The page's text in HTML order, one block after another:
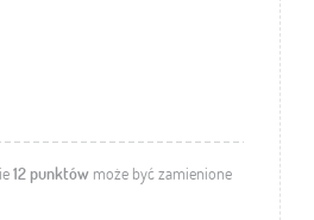
12punktów może być zamienione